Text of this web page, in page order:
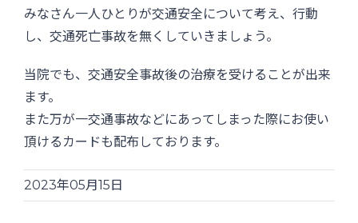
みなさん一人ひとりが交通安全について考え、行動
し、交通死亡事故を無くしていきましょう。
当院でも、交通安全事故後の治療を受けることが出来
ます。
また万が一交通事故などにあってしまった際にお使い
頂けるカードも配布しております。
2023年05月15日